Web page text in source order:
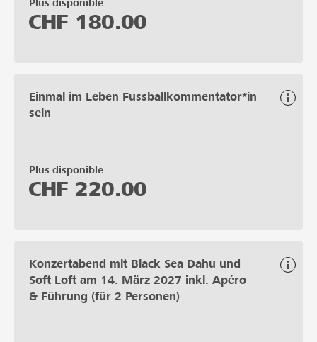
Plus disponible
CHF 180.00
Einmal im Leben Fussballkommentator*in
sein
Plus disponible
CHF 220.00
Konzertabend mit Black Sea Dahu und
Soft Loft am 14. März 2027 inkl. Apéro
& Führung (für 2 Personen)